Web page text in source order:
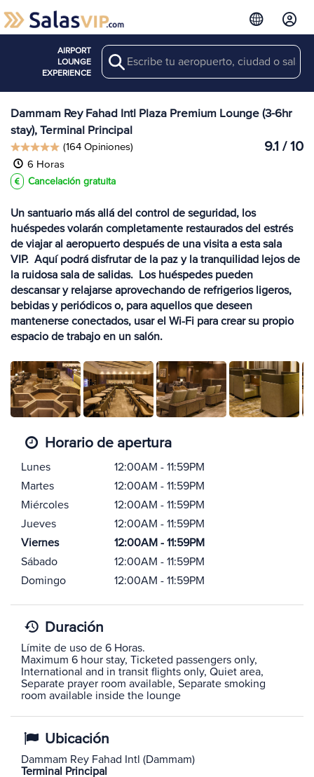
AIRPORT
LOUNGE
EXPERIENCE
Search Ver más
Salas en DMM
Dammam Rey Fahad Intl Plaza Premium Lounge (3-6hr
stay), Terminal Principal
9.1 / 10
(164 Opiniones)
6 Horas
Cancelación gratuita
Un santuario más allá del control de seguridad, los
huéspedes volarán completamente restaurados del estrés
de viajar al aeropuerto después de una visita a esta sala
VIP. Aquí podrá disfrutar de la paz y la tranquilidad lejos de
la ruidosa sala de salidas. Los huéspedes pueden
descansar y relajarse aprovechando de refrigerios ligeros,
bebidas y periódicos o, para aquellos que deseen
mantenerse conectados, usar el Wi-Fi para crear su propio
espacio de trabajo en un salón.
Horario de apertura
Lunes
12:00AM - 11:59PM
Martes
12:00AM - 11:59PM
Miércoles
12:00AM - 11:59PM
Jueves
12:00AM - 11:59PM
Viernes
12:00AM - 11:59PM
Sábado
12:00AM - 11:59PM
Domingo
12:00AM - 11:59PM
Duración
Límite de uso de 6 Horas.
Maximum 6 hour stay, Ticketed passengers only,
International and in transit flights only, Quiet area,
Separate prayer room available, Separate smoking
room available inside the lounge
Ubicación
Dammam Rey Fahad Intl (Dammam)
Terminal Principal